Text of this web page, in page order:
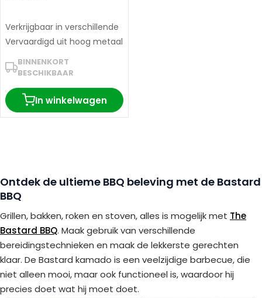
Verkrijgbaar in verschillende
afmetingen
Vervaardigd uit hoog metaal
BINNENKORT
BESCHIKBAAR
In winkelwagen
Ontdek de ultieme BBQ beleving met de Bastard
BBQ
Grillen, bakken, roken en stoven, alles is mogelijk met The
Bastard BBQ. Maak gebruik van verschillende
bereidingstechnieken en maak de lekkerste gerechten
klaar. De Bastard kamado is een veelzijdige barbecue, die
niet alleen mooi, maar ook functioneel is, waardoor hij
precies doet wat hij moet doet.